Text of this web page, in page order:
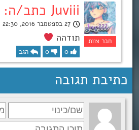
Juviii כתב/ה:
27 בספטמבר 2016, 22:30
תודהה
0
0 הגב
כתיבת תגובה